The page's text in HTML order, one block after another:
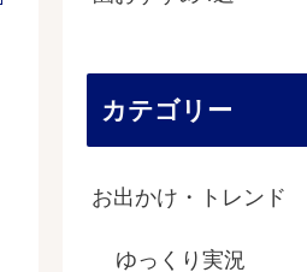
カテゴリー
お出かけ・トレンド
ゆっくり実況